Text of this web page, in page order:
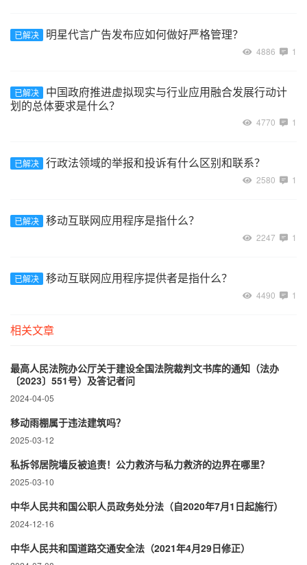
已解决 明星代言广告发布应如何做好严格管理？
4886 1
已解决
中国政府推进虚拟现实与行业应用融合发展行动计
划的总体要求是什么？
4770 1
已解决 行政法领域的举报和投诉有什么区别和联系？
2580 1
已解决 移动互联网应用程序是指什么？
2247 1
已解决 移动互联网应用程序提供者是指什么？
4490 1
相关文章
最高人民法院办公厅关于建设全国法院裁判文书库的通知（法办
〔2023〕551号）及答记者问
2024-04-05
移动雨棚属于违法建筑吗？
2025-03-12
私拆邻居院墙反被追责！公力救济与私力救济的边界在哪里？‌
2025-03-10
中华人民共和国公职人员政务处分法（自2020年7月1日起施行）
2024-12-16
中华人民共和国道路交通安全法（2021年4月29日修正）